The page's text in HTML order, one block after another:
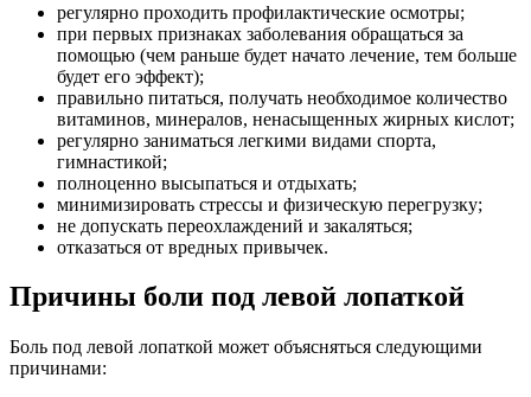
регулярно проходить профилактические осмотры;
при первых признаках заболевания обращаться за
помощью (чем раньше будет начато лечение, тем больше
будет его эффект);
правильно питаться, получать необходимое количество
витаминов, минералов, ненасыщенных жирных кислот;
регулярно заниматься легкими видами спорта,
гимнастикой;
полноценно высыпаться и отдыхать;
минимизировать стрессы и физическую перегрузку;
не допускать переохлаждений и закаляться;
отказаться от вредных привычек.
Причины боли под левой лопаткой
Боль под левой лопаткой может объясняться следующими
причинами: